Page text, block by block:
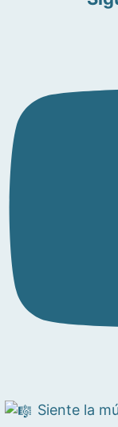
Siente la